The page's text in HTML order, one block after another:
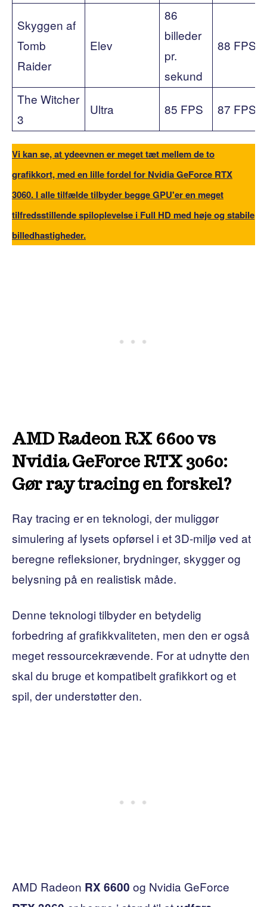
Skyggen af ​​
Tomb
Raider
Elev
86
billeder
pr.
sekund
88 FPS
The Witcher
3
Ultra 85 FPS 87 FPS
Vi kan se, at ydeevnen er meget tæt mellem de to
grafikkort, med en lille fordel for Nvidia GeForce RTX
3060. I alle tilfælde tilbyder begge GPU'er en meget
tilfredsstillende spiloplevelse i Full HD med høje og stabile
billedhastigheder.
AMD Radeon RX 6600 vs
Nvidia GeForce RTX 3060:
Gør ray tracing en forskel?
Ray tracing er en teknologi, der muliggør
simulering af lysets opførsel i et 3D-miljø ved at
beregne refleksioner, brydninger, skygger og
belysning på en realistisk måde.
Denne teknologi tilbyder en betydelig
forbedring af grafikkvaliteten, men den er også
meget ressourcekrævende. For at udnytte den
skal du bruge et kompatibelt grafikkort og et
spil, der understøtter den.
AMD Radeon RX 6600 og Nvidia GeForce